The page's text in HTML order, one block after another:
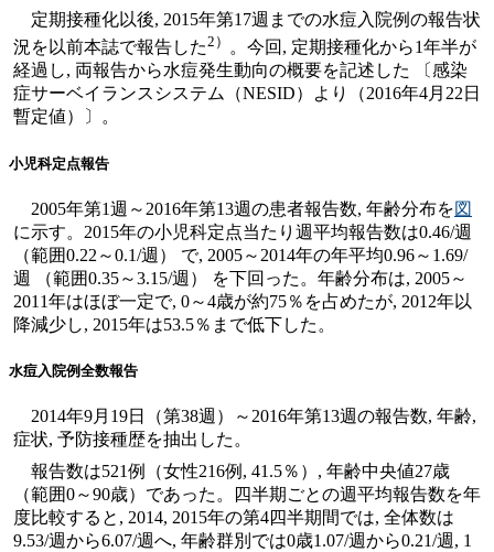
定期接種化以後, 2015年第17週までの水痘入院例の報告状
況を以前本誌で報告した2） 。今回, 定期接種化から1年半が
経過し, 両報告から水痘発生動向の概要を記述した 〔感染
症サーベイランスシステム（NESID）より（2016年4月22日
暫定値）〕。
小児科定点報告
2005年第1週～2016年第13週の患者報告数, 年齢分布を図
に示す。2015年の小児科定点当たり週平均報告数は0.46/週
（範囲0.22～0.1/週） で, 2005～2014年の年平均0.96～1.69/
週 （範囲0.35～3.15/週） を下回った。年齢分布は, 2005～
2011年はほぼ一定で, 0～4歳が約75％を占めたが, 2012年以
降減少し, 2015年は53.5％まで低下した。
水痘入院例全数報告
2014年9月19日（第38週）～2016年第13週の報告数, 年齢,
症状, 予防接種歴を抽出した。
報告数は521例（女性216例, 41.5％）, 年齢中央値27歳
（範囲0～90歳）であった。四半期ごとの週平均報告数を年
度比較すると, 2014, 2015年の第4四半期間では, 全体数は
9.53/週から6.07/週へ, 年齢群別では0歳1.07/週から0.21/週, 1